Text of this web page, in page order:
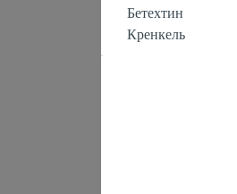
Бетехтин
Кренкель